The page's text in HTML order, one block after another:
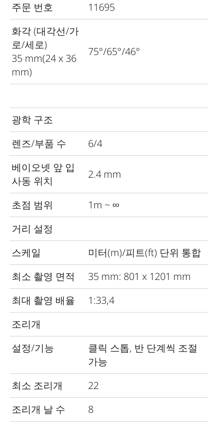
주문 번호
11695
화각 (대각선/가
로/세로)
35 mm(24 x 36
mm)
75°/65°/46°
광학 구조
렌즈/부품 수
6/4
베이오넷 앞 입
사동 위치
2.4 mm
초점 범위
1m ~ ∞
거리 설정
스케일
미터(m)/피트(ft) 단위 통합
최소 촬영 면적
35 mm: 801 x 1201 mm
최대 촬영 배율
1:33,4
조리개
설정/기능
클릭 스톱, 반 단계씩 조절
가능
최소 조리개
22
조리개 날 수
8